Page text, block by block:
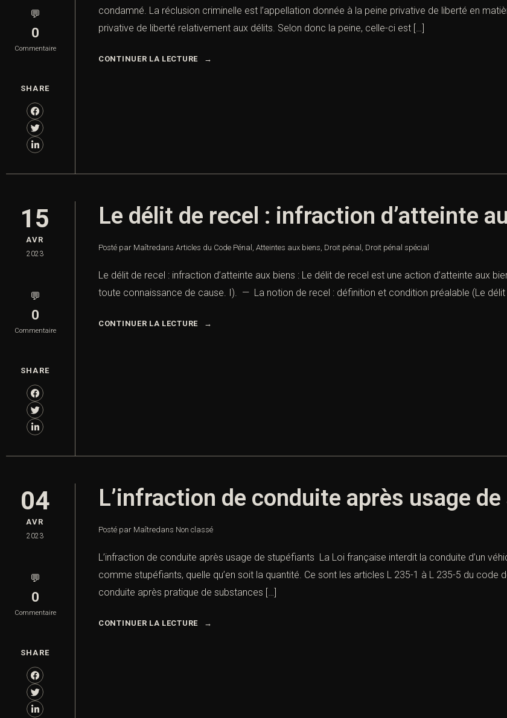
💬
0
Commentaire
SHARE
condamné. La réclusion criminelle est l’appellation donnée à la peine privative de liberté en
privative de liberté relativement aux délits. Selon donc la peine, celle-ci est […]
CONTINUER LA LECTURE
15
AVR
2023
💬
0
Commentaire
SHARE
Le délit de recel : infraction d’atteinte
Posté par Maîtredans Articles du Code Pénal , Atteintes aux biens, Droit pénal , Droit pénal spécial
Le délit de recel : infraction d’atteinte aux biens : Le délit de recel est une action d’atteinte aux
toute connaissance de cause. I). — La notion de recel : définition et condition préalable (Le délit
CONTINUER LA LECTURE
04
AVR
2023
💬
0
Commentaire
SHARE
L’infraction de conduite après usage
Posté par Maîtredans Non classé
L’infraction de conduite après usage de stupéfiants La Loi française interdit la conduite d’un
comme stupéfiants, quelle qu’en soit la quantité. Ce sont les articles L 235-1 à L 235-5 du
conduite après pratique de substances […]
CONTINUER LA LECTURE